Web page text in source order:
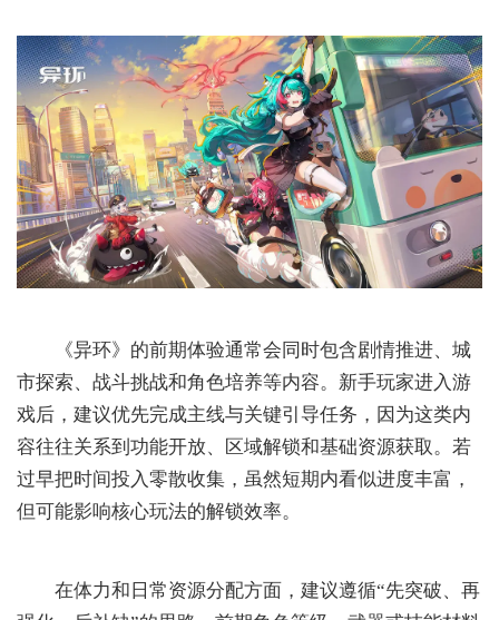
《异环》的前期体验通常会同时包含剧情推进、城
市探索、战斗挑战和角色培养等内容。新手玩家进入游
戏后，建议优先完成主线与关键引导任务，因为这类内
容往往关系到功能开放、区域解锁和基础资源获取。若
过早把时间投入零散收集，虽然短期内看似进度丰富，
但可能影响核心玩法的解锁效率。
在体力和日常资源分配方面，建议遵循“先突破、再